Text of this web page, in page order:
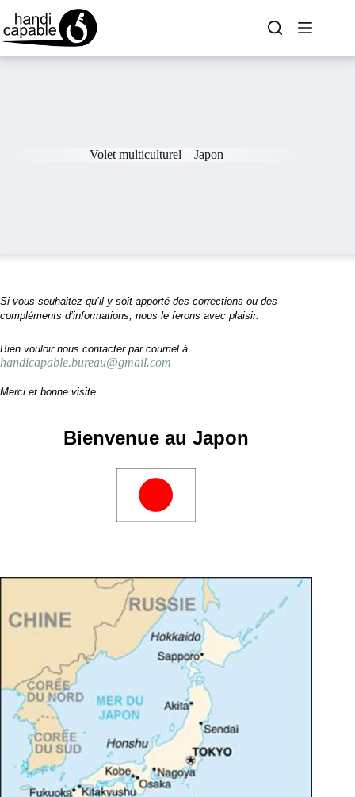
Volet multiculturel – Japon
Si vous souhaitez qu’il y soit apporté des corrections ou des
compléments d’informations, nous le ferons avec plaisir.
Bien vouloir nous contacter par courriel à
handicapable.bureau@gmail.com
Merci et bonne visite.
Bienvenue au Japon